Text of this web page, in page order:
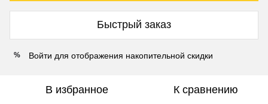
Быстрый заказ
% Войти для отображения накопительной скидки
В избранное К сравнению